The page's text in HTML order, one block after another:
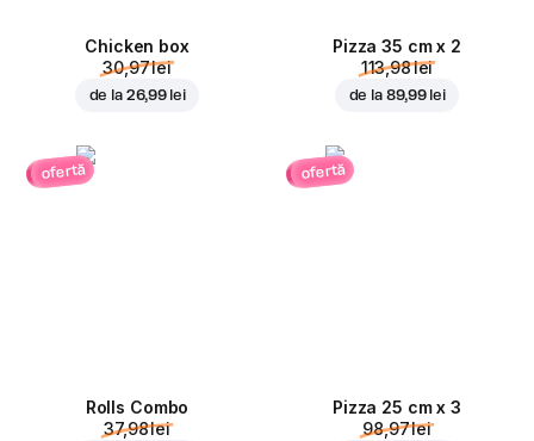
Chicken box
30,97 lei
de la 26,99 lei
Pizza 35 cm x 2
113,98 lei
de la 89,99 lei
ofertă
Rolls Combo
37,98 lei
ofertă
Pizza 25 cm x 3
98,97 lei